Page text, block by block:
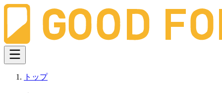
トップ